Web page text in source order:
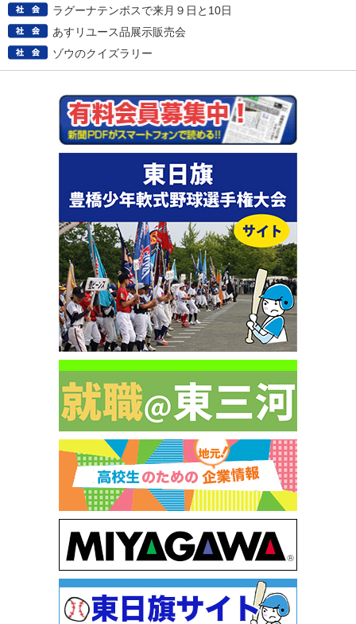
ラグーナテンボスで来月９日と10日
あすリユース品展示販売会
ゾウのクイズラリー